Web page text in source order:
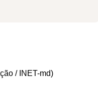
/ INET-md)